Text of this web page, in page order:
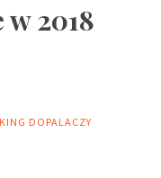
2018
DOPALACZY